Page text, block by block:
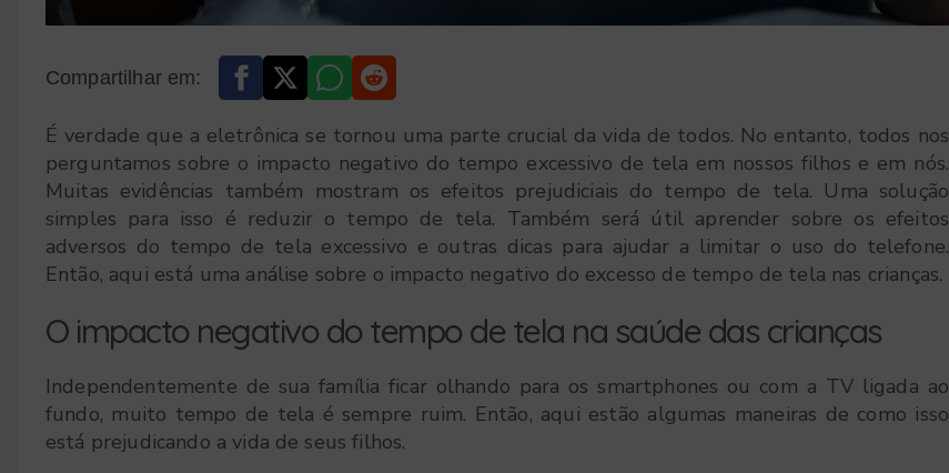
Compartilhar em:
É verdade que a eletrônica se tornou uma parte crucial da vida de todos. No entanto, todos nos
perguntamos sobre o impacto negativo do tempo excessivo de tela em nossos filhos e em nós.
Muitas evidências também mostram os efeitos prejudiciais do tempo de tela. Uma solução
simples para isso é reduzir o tempo de tela. Também será útil aprender sobre os efeitos
adversos do tempo de tela excessivo e outras dicas para ajudar a limitar o uso do telefone.
Então, aqui está uma análise sobre o impacto negativo do excesso de tempo de tela nas crianças.
O impacto negativo do tempo de tela na saúde das crianças
Independentemente de sua família ficar olhando para os smartphones ou com a TV ligada ao
fundo, muito tempo de tela é sempre ruim. Então, aqui estão algumas maneiras de como isso
está prejudicando a vida de seus filhos.